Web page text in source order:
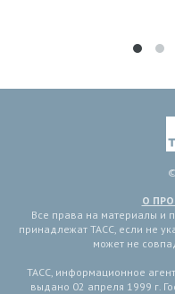
О
Все права на материалы и
принадлежат ТАСС, если не
может не
ТАСС, информационное
выдано 02 апреля 1999 г.